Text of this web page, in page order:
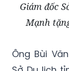
Giám đốc
Mạnh
Ông Bùi